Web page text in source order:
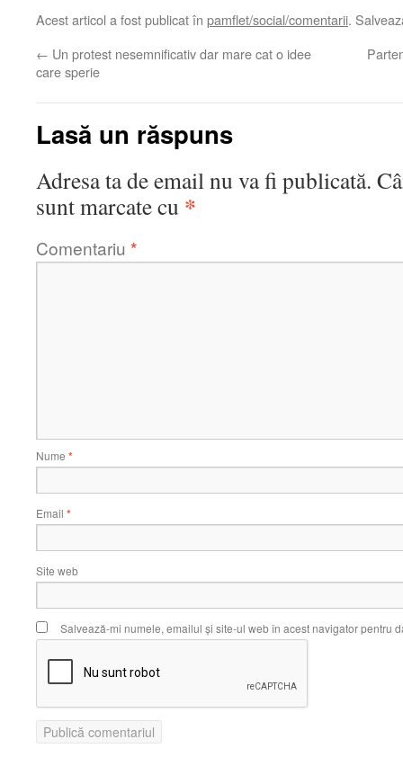
Acest articol a fost publicat în pamflet/social/comentarii.
← Un protest nesemnificativ dar mare cat o idee
care sperie
Lasă un răspuns
Adresa ta de email nu va fi publicată.
sunt marcate cu *
Comentariu *
Nume *
Email *
Site web
Salvează-mi numele, emailul și site-ul web în acest navigator pentru